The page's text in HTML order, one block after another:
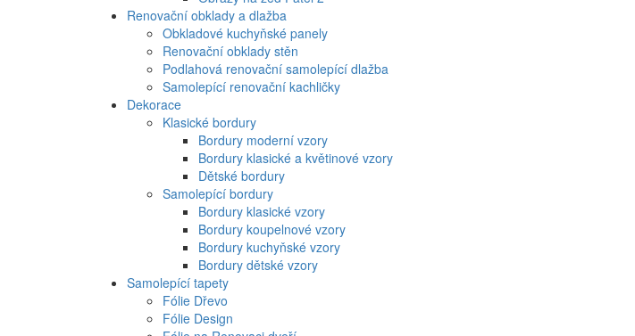
Renovační obklady a dlažba
Obkladové kuchyňské panely
Renovační obklady stěn
Podlahová renovační samolepící dlažba
Samolepící renovační kachličky
Dekorace
Klasické bordury
Bordury moderní vzory
Bordury klasické a květinové vzory
Dětské bordury
Samolepící bordury
Bordury klasické vzory
Bordury koupelnové vzory
Bordury kuchyňské vzory
Bordury dětské vzory
Samolepící tapety
Fólie Dřevo
Fólie Design